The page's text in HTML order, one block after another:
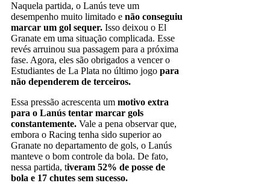
Naquela partida, o Lanús teve um
desempenho muito limitado e não conseguiu
marcar um gol sequer. Isso deixou o El
Granate em uma situação complicada. Esse
revés arruinou sua passagem para a próxima
fase. Agora, eles são obrigados a vencer o
Estudiantes de La Plata no último jogo para
não dependerem de terceiros.
Essa pressão acrescenta um motivo extra
para o Lanús tentar marcar gols
constantemente. Vale a pena observar que,
embora o Racing tenha sido superior ao
Granate no departamento de gols, o Lanús
manteve o bom controle da bola. De fato,
nessa partida, tiveram 52% de posse de
bola e 17 chutes sem sucesso.